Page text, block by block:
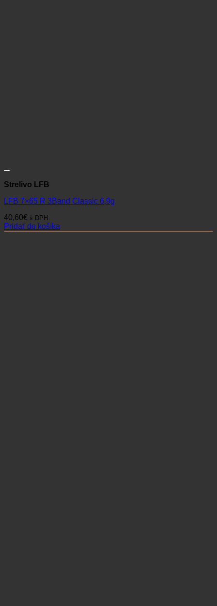
Strelivo LFB
LFB 7×65 R 3Band Classic 6,9g
40,60€ s DPH
Pridať do košíka